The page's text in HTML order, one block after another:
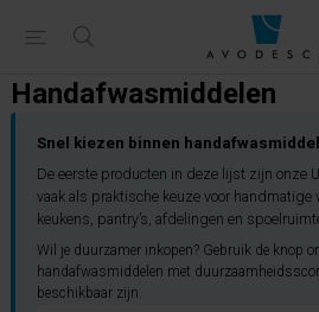
Handafwasmiddelen
Snel kiezen binnen
De eerste producten in deze lijst zijn onze
vaak als praktische keuze voor handmatige
keukens, pantry’s, afdelingen en
Wil je duurzamer inkopen? Gebruik de knop
handafwasmiddelen met
beschikbaar zijn.